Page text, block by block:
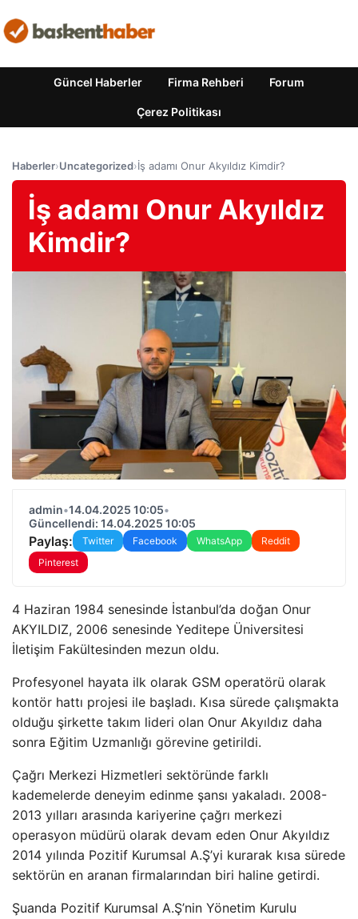
Güncel Haberler Firma Rehberi Forum
Çerez Politikası
Haberler›Uncategorized›İş adamı Onur Akyıldız Kimdir?
İş adamı Onur Akyıldız
Kimdir?
admin•14.04.2025 10:05•
Güncellendi: 14.04.2025 10:05
Paylaş: Twitter Facebook WhatsApp
Reddit
Pinterest
4 Haziran 1984 senesinde İstanbul’da doğan Onur
AKYILDIZ, 2006 senesinde Yeditepe Üniversitesi
İletişim Fakültesinden mezun oldu.
Profesyonel hayata ilk olarak GSM operatörü olarak
kontör hattı projesi ile başladı. Kısa sürede çalışmakta
olduğu şirkette takım lideri olan Onur Akyıldız daha
sonra Eğitim Uzmanlığı görevine getirildi.
Çağrı Merkezi Hizmetleri sektöründe farklı
kademelerde deneyim edinme şansı yakaladı. 2008-
2013 yılları arasında kariyerine çağrı merkezi
operasyon müdürü olarak devam eden Onur Akyıldız
2014 yılında Pozitif Kurumsal A.Ş’yi kurarak kısa sürede
sektörün en aranan firmalarından biri haline getirdi.
Şuanda Pozitif Kurumsal A.Ş’nin Yönetim Kurulu